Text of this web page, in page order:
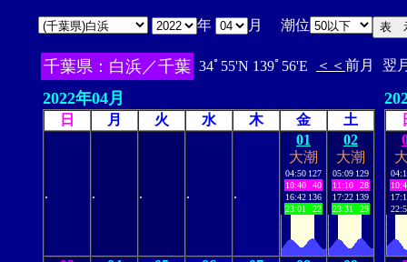
年 月 潮位
千葉県：白浜／千葉 34ﾟ55'N 139ﾟ56'E ＜＜ 前月 翌
2022年04月
日 月 火 水 木 金 土
. . . . .
01
大潮
04:50 127
10:40
40
16:42 136
23:01
22
02
大潮
05:09 129
11:10
28
17:22 139
23:31
29